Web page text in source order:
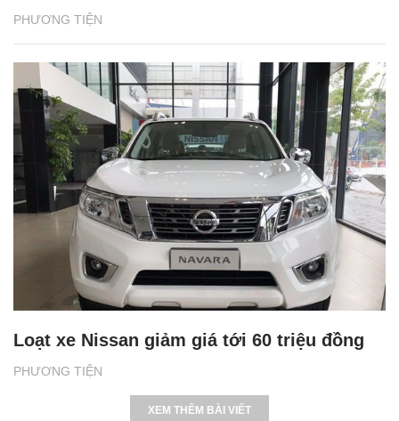
PHƯƠNG TIỆN
PHƯƠNG TIỆN
Loạt xe Nissan giảm giá tới 60 triệu đồng
XEM THÊM BÀI VIẾT